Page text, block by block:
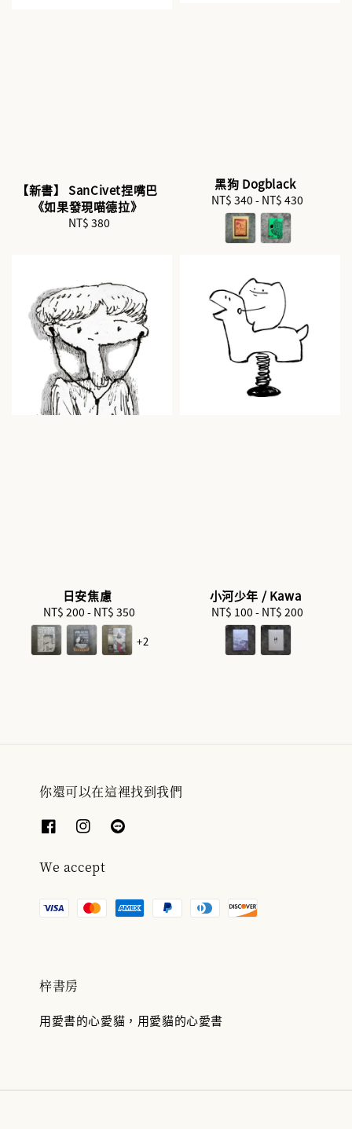
【新書】 SanCivet捏嘴巴
《如果發現喵德拉》
Regular
NT$ 380
黑狗 Dogblack
Regular
price
NT$ 340 - NT$ 430
日安焦慮
Regular
price
NT$ 200 - NT$ 350
+2
小河少年 / Kawa
Regular
price
NT$ 100 - NT$ 200
你還可以在這裡找到我們
We accept
梓書房
用愛書的心愛貓，用愛貓的心愛書